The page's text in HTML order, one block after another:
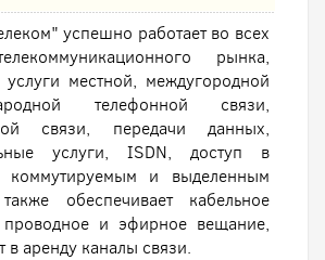
успешно работает во всех
рынка,
услуги местной, междугородной
телефонной связи,
связи, передачи данных,
услуги, ISDN, доступ в
коммутируемым и выделенным
обеспечивает кабельное
проводное и эфирное вещание,
в аренду каналы связи.